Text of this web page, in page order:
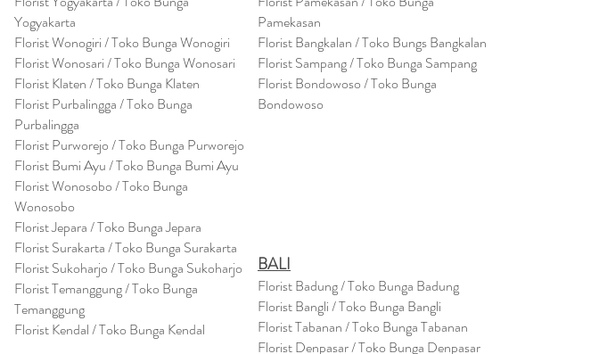
Yogyakarta
Florist Wonogiri / Toko Bunga Wonogiri
Florist Wonosari / Toko Bunga Wonosari
Florist Klaten / Toko Bunga Klaten
Florist Purbalingga / Toko Bunga
Purbalingga
Florist Purworejo / Toko Bunga Purworejo
Florist Bumi Ayu / Toko Bunga Bumi Ayu
Florist Wonosobo / Toko Bunga
Wonosobo
Florist Jepara / Toko Bunga Jepara
Florist Surakarta / Toko Bunga Surakarta
Florist Sukoharjo / Toko Bunga Sukoharjo
Florist Temanggung / Toko Bunga
Temanggung
Florist Kendal / Toko Bunga Kendal
Pamekasan
Florist Bangkalan / Toko Bungs Bangkalan
Florist Sampang / Toko Bunga Sampang
Florist Bondowoso / Toko Bunga
Bondowoso
BALI
Florist Badung / Toko Bunga Badung
Florist Bangli / Toko Bunga Bangli
FloristTabanan/ Toko Bunga Tabanan
Florist Denpasar / Toko Bunga Denpasar